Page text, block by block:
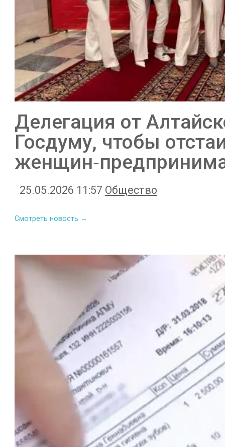
Делегация от
Госдуму, чтобы
25.05.2026 11:57 Общество
Смотреть новость →